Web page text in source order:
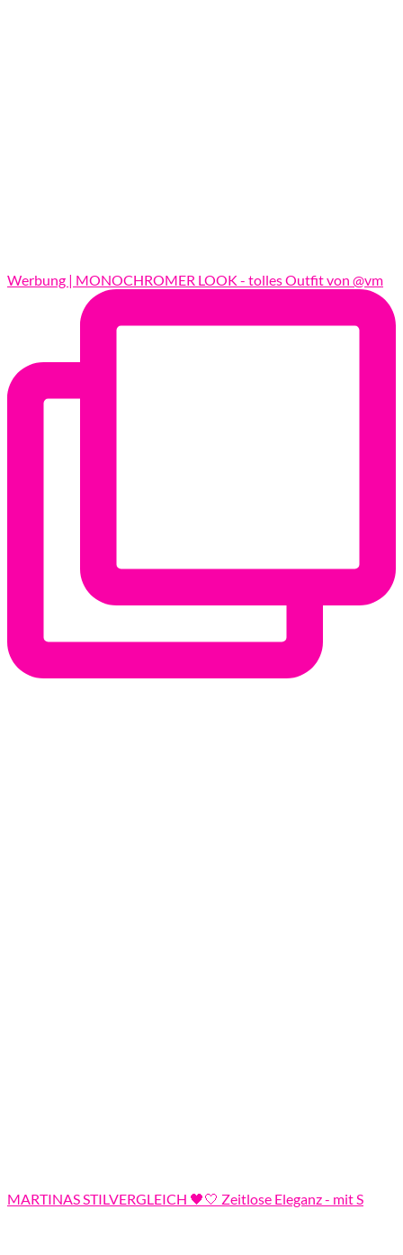
Werbung | MONOCHROMER LOOK - tolles Outfit von @vm
MARTINAS STILVERGLEICH 🖤🤍 Zeitlose Eleganz - mit S